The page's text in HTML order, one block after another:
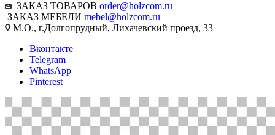
ЗАКАЗ ТОВАРОВ order@holzcom.ru
ЗАКАЗ МЕБЕЛИ mebel@holzcom.ru
М.О., г.Долгопрудный, Лихачевский проезд, 33
Вконтакте
Telegram
WhatsApp
Pinterest